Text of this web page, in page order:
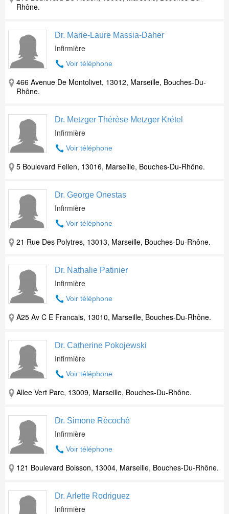
Rhône.
Dr. Marie-Laure Massia-Daher
Infirmière
Voir téléphone
466 Avenue De Montolivet, 13012, Marseille, Bouches-Du-
Rhône.
Dr. Metzger Thérèse Metzger Krétel
Infirmière
Voir téléphone
5 Boulevard Fellen, 13016, Marseille, Bouches-Du-Rhône.
Dr. George Onestas
Infirmière
Voir téléphone
21 Rue Des Polytres, 13013, Marseille, Bouches-Du-Rhône.
Dr. Nathalie Patinier
Infirmière
Voir téléphone
A25 Av C E Francais, 13010, Marseille, Bouches-Du-Rhône.
Dr. Catherine Pokojewski
Infirmière
Voir téléphone
Allee Vert Parc, 13009, Marseille, Bouches-Du-Rhône.
Dr. Simone Récoché
Infirmière
Voir téléphone
121 Boulevard Boisson, 13004, Marseille, Bouches-Du-Rhône.
Dr. Arlette Rodriguez
Infirmière